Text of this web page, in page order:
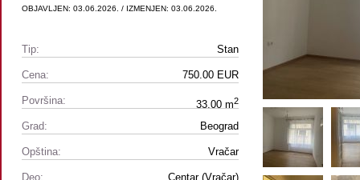
OBJAVLJEN: 03.06.2026. / IZMENJEN: 03.06.2026.
Tip: Stan
Cena: 750.00 EUR
Površina: 33.00 m2
Grad: Beograd
Opština: Vračar
Deo: Centar (Vračar)